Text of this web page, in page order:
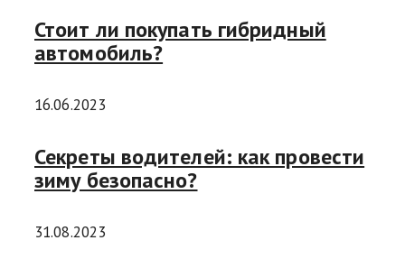
Стоит ли покупать гибридный
автомобиль?
16.06.2023
Секреты водителей: как провести
зиму безопасно?
31.08.2023